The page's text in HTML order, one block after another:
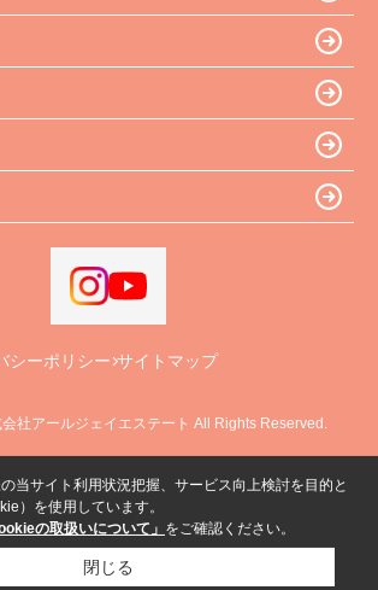
シーポリシー サイトマップ
社アールジェイエステート All Rights Reserved.
当サイト利用状況把握、サービス向上検討を目的と
）を使用しています。
の取扱いについて」 をご確認ください。
閉じる